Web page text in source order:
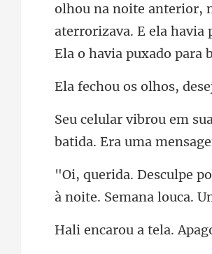
olhou na noite anterior,
aterror
batid
à
u a tela. A